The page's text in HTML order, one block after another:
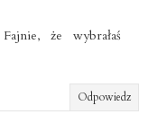
że wybrałaś
Odpowiedz